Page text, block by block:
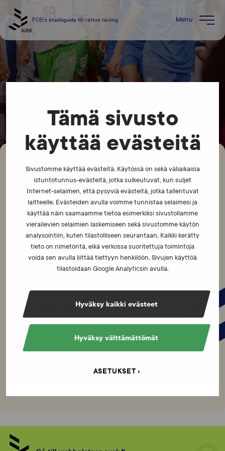
Tämä sivusto
käyttää evästeitä
Sivustomme käyttää evästeitä. Käytössä on sekä väliaikaisia
istuntotunnus-evästeitä, jotka sulkeutuvat, kun suljet
Internet-selaimen, että pysyviä evästeitä, jotka tallentuvat
laitteelle. Evästeiden avulla voimme tunnistaa selaimesi ja
käyttää näin saamaamme tietoa esimerkiksi sivustollamme
vierailevien selaimien laskemiseen sekä sivustomme käytön
analysointiin, kuten tilastolliseen seurantaan. Kaikki kerätty
tieto on nimetöntä, eikä verkossa suoritettuja toimintoja
voida sen avulla liittää tiettyyn henkilöön. Sivujen käyttöä
tilastoidaan Google Analyticsin avulla.
Hyväksy kaikki evästeet
Hyväksy välttämättömät
ASETUKSET
content
FCEI:s snabbguide till rättvis tävling
Finlands centrum för etik inom idrotten FCEI rf
info@suek.fi
suek.fi
X: @SUEK_FINCIS
IG: @puhtaastiparas
YouTube: SUEK_FINCIS
Närmare kontaktuppgifter och telefonnummer
FCEI:s kontaktuppgifter